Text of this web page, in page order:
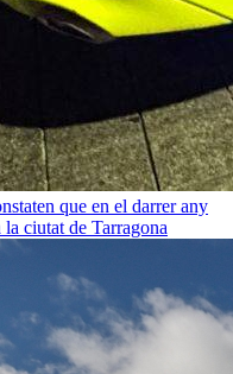
que en el darrer any
ciutat de Tarragona